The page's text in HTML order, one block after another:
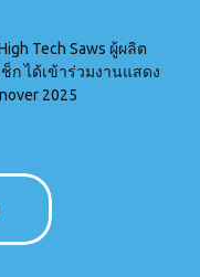
Tech Saws ผู้ผลิต
ก ได้เข้าร่วมงานแสดง
2025